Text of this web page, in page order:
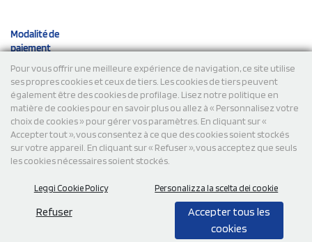
Pour vous offrir une meilleure expérience de navigation, ce site utilise
ses propres cookies et ceux de tiers. Les cookies de tiers peuvent
également être des cookies de profilage. Lisez notre politique en
matière de cookies pour en savoir plus ou allez à « Personnalisez votre
choix de cookies » pour gérer vos paramètres. En cliquant sur «
Accepter tout », vous consentez à ce que des cookies soient stockés
sur votre appareil. En cliquant sur « Refuser », vous acceptez que seuls
les cookies nécessaires soient stockés.
Leggi Cookie Policy Personalizza la scelta dei cookie
Refuser
Accepter tous les
cookies
Modalité de
paiement
Expéditions
© 2026 StampaSi s.r.l. TOUS DROITS RÉSERVÉS - TVA
FR13922807334